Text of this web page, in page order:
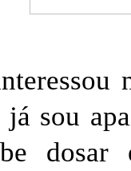
sou
dosar